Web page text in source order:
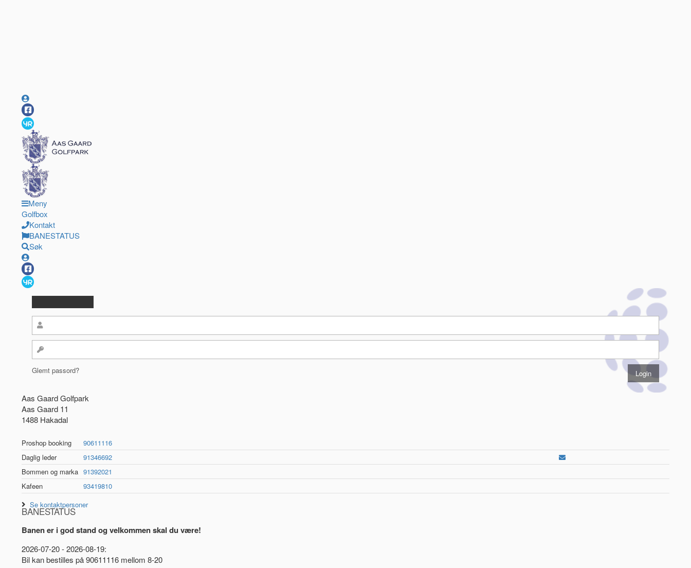
Meny
Golfbox
Kontakt
BANESTATUS
Søk
Glemt passord?
Aas Gaard Golfpark
Aas Gaard 11
1488 Hakadal
Proshop booking
90611116
Daglig leder
91346692
Bommen og marka 91392021
Kafeen
93419810
Se kontaktpersoner
BANESTATUS
Banen er i god stand og velkommen skal du være!
2026-07-20 - 2026-08-19:
Bil kan bestilles på 90611116 mellom 8-20